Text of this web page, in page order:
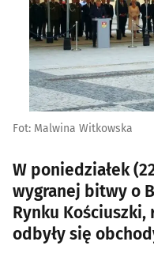
Fot: Malwina Witkowska
W poniedziałek
wygranej bitwy o
Rynku Kościuszki,
odbyły się